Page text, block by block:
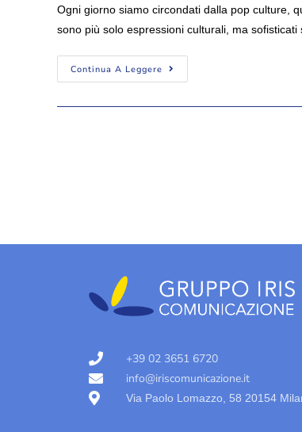
Ogni giorno siamo circondati dalla pop culture,
sono più solo espressioni culturali, ma sofisticati
Continua A Leggere
+39 02 3651 6720
info@iriscomunicazione.it
Via Paolo Lomazzo, 58 20154